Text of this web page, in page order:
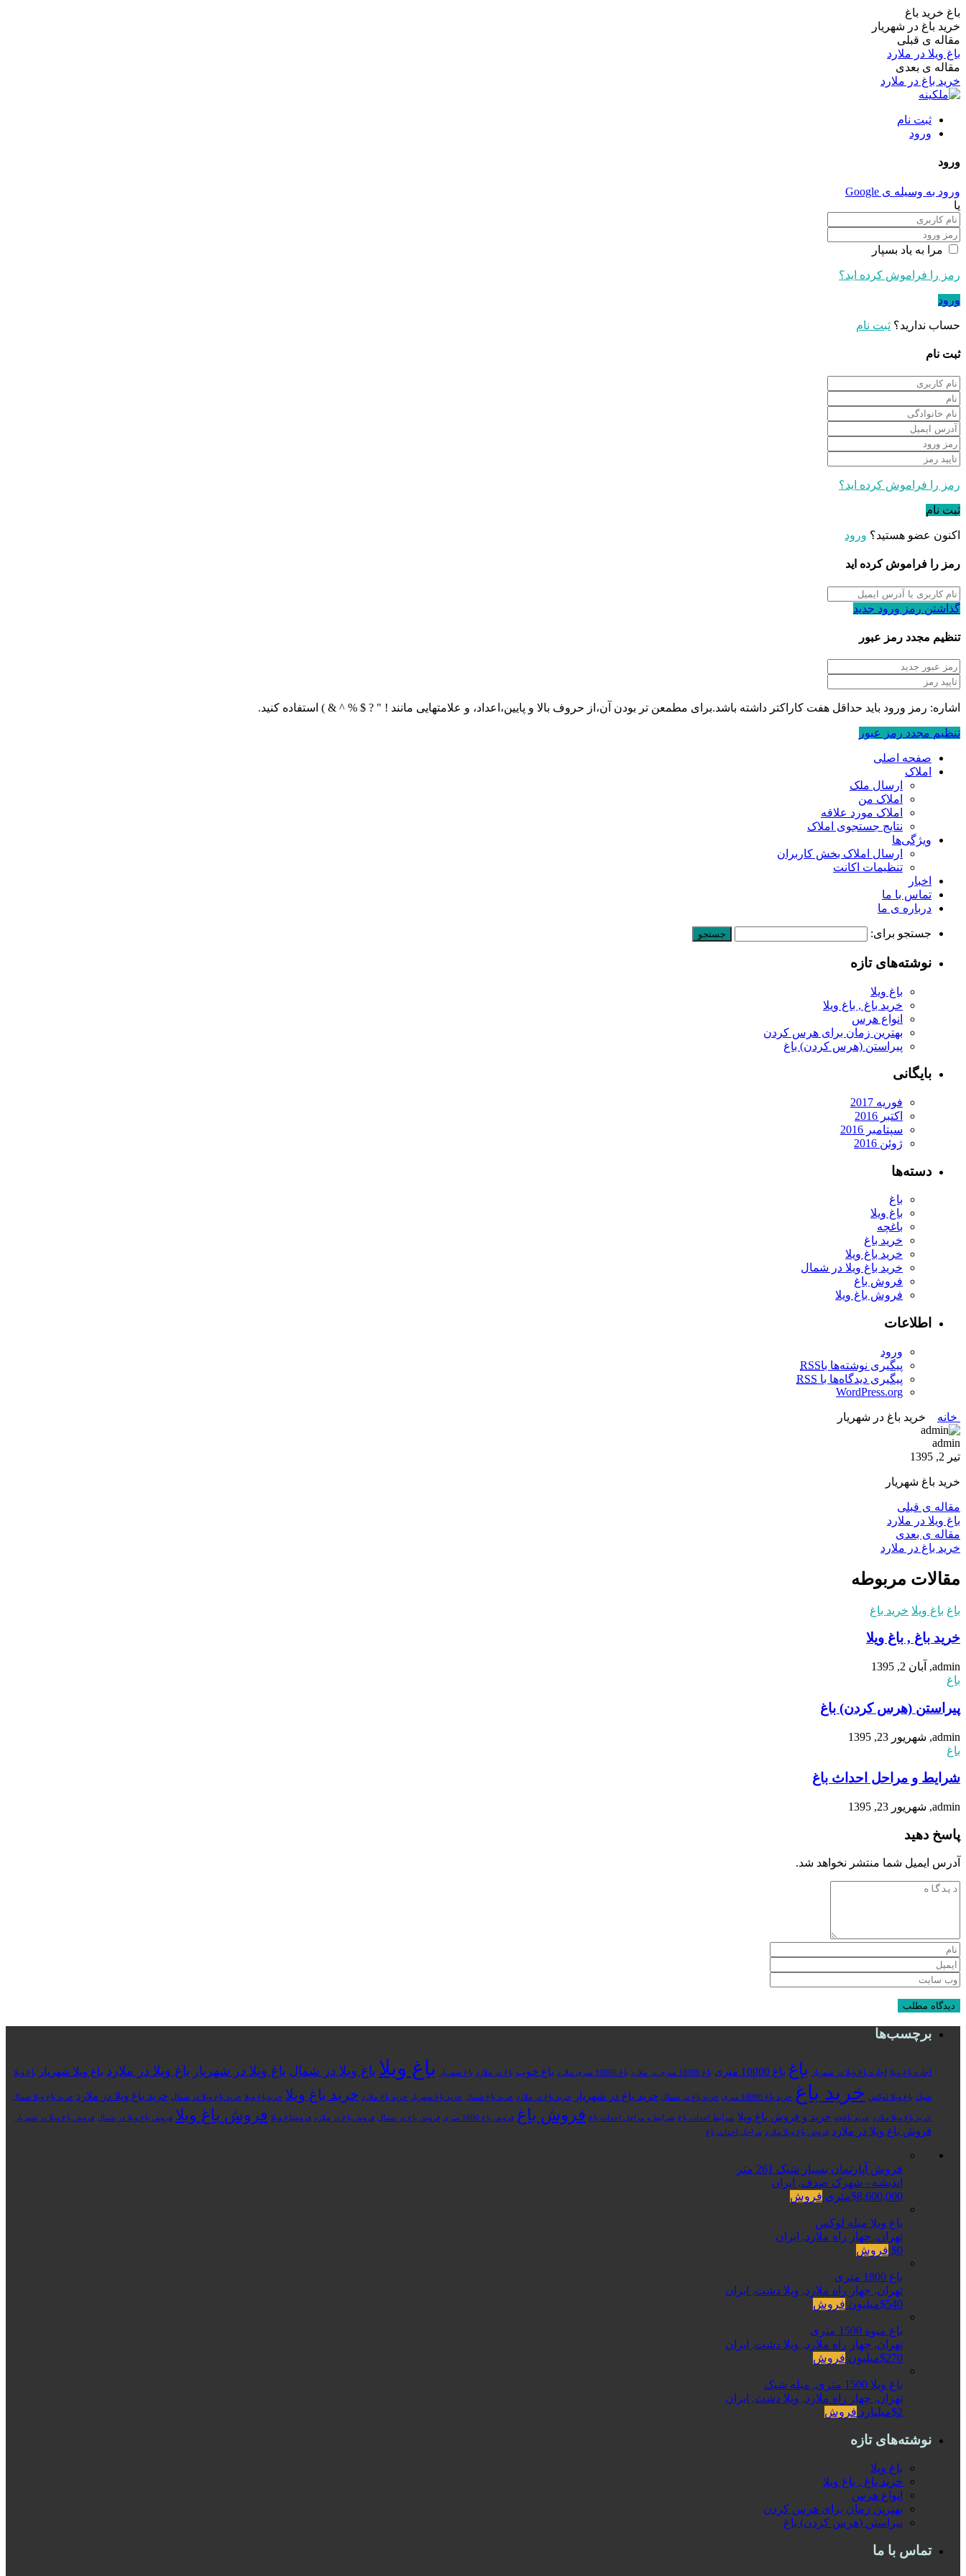
باغ خرید باغ
خرید باغ در شهریار
مقاله ی قبلی
باغ ویلا در ملارد
مقاله ی بعدی
خرید باغ در ملارد
ثبت نام
ورود
ورود
ورود به وسیله ی Google
یا
مرا به یاد بسپار
رمز را فراموش کرده اید؟
ورود
حساب ندارید؟ ثبت نام
ثبت نام
رمز را فراموش کرده اید؟
ثبت نام
اکنون عضو هستید؟ ورود
رمز را فراموش کرده اید
گذاشتن رمز ورود جدید
تنظیم مجدد رمز عبور
اشاره: رمز ورود باید حداقل هفت کاراکتر داشته باشد.برای مطمعن تر بودن آن،از حروف بالا و پایین،اعداد، و علامتهایی مانند ! " ? $ % ^ & ) استفاده کنید.
تنظیم مجدد رمز عبور
صفحه اصلی
املاک
ارسال ملک
املاک من
املاک مورد علاقه
نتایج جستجوی املاک
ویژگی‌ها
ارسال املاک بخش کاربران
تنظیمات اکانت
اخبار
تماس با ما
درباره ی ما
جستجو برای:
نوشته‌های تازه
باغ ویلا
خرید باغ , باغ ویلا
انواع هرس
بهترین زمان برای هرس کردن
پیراستن (هرس کردن) باغ
بایگانی
فوریه 2017
اکتبر 2016
سپتامبر 2016
ژوئن 2016
دسته‌ها
باغ
باغ ویلا
باغچه
خرید باغ
خرید باغ ویلا
خرید باغ ویلا در شمال
فروش باغ
فروش باغ ویلا
اطلاعات
ورود
پیگیری نوشته‌ها باRSS
پیگیری دیدگاه‌ها با RSS
WordPress.org
خانه خرید باغ در شهریار
admin
تیر 2, 1395
خرید باغ شهریار
مقاله ی قبلی
باغ ویلا در ملارد
مقاله ی بعدی
خرید باغ در ملارد
مقالات مربوطه
باغ باغ ویلا خرید باغ
خرید باغ , باغ ویلا
admin, آبان 2, 1395
باغ
پیراستن (هرس کردن) باغ
admin, شهریور 23, 1395
باغ
شرایط و مراحل احداث باغ
admin, شهریور 23, 1395
پاسخ دهید
آدرس ایمیل شما منتشر نخواهد شد.
برچسب‌ها
اجاره باغ ویلا اجاره باغ ویلا در شهریار باغ باغ 10000 متری باغ 10000 متری در ملارد باغ 10000 متری ملارد باغ خوب باغ در ملارد باغ شهریار باغ ویلا باغ ویلا در شمال باغ ویلا در شهریار باغ ویلا در ملارد باغ ویلا شهریار باغ ویلا
شیک باغ ویلا لوکس خرید باغ خرید باغ 10000 متری خرید باغ در شمال خرید باغ در شهریار خرید باغ در ملارد خرید باغ شمال خرید باغ شهریار خرید باغ ملارد خرید باغ ویلا خریدباغ ویلا خرید باغ ویلا در شمال خرید باغ ویلا در ملارد خرید باغ ویلا شمال
خرید باغ ویلا ملارد خرید باغچه خرید و فروش باغ ویلا شرایط احداث باغ شرایط و مراحل احداث باغ فروش باغ فروش باغ 1000 متری فروش باغ در شمال فروش باغ در ملارد فروشباغ ویلا فروش باغ ویلا فروش باغ ویلا در شمال فروش باغ ویلا در شهریار
فروش باغ ویلا در ملارد فروش باغ ویلا ملارد مراحل احداث باغ
فروش آپارتمان بسیار شیک 261 متر
اندیشه - شهرک صدف, ایران
$8,600,000متری
فروش
باغ ویلا مبله لوکس
تهران, چهار راه ملارد, ایران
$0 فروش
باغ 1800 متری
تهران, چهار راه ملارد, ویلا دشت, ایران
$540میلیون
فروش
باغ میوه 1500 متری
تهران, چهار راه ملارد, ویلا دشت, ایران
$270میلیون
فروش
باغ ویلا 1500 متری, مبله شیک
تهران, چهار راه ملارد, ویلا دشت, ایران
$2میلیارد
فروش
نوشته‌های تازه
باغ ویلا
خرید باغ , باغ ویلا
انواع هرس
بهترین زمان برای هرس کردن
پیراستن (هرس کردن) باغ
تماس با ما